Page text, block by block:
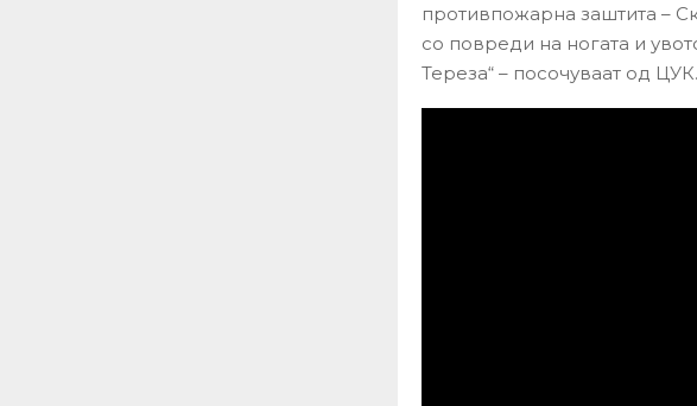
противпожарна заштита –
со повреди на ногата и
Тереза“ – посочуваат од ЦУК.